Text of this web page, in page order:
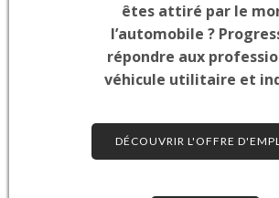
êtes attiré par le
l’automobile ?
répondre aux
véhicule utilitaire et
DÉCOUVRIR L'OFFRE